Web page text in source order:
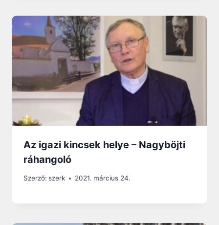
Az igazi kincsek helye – Nagyböjti
ráhangoló
Szerző: szerk 2021. március 24.